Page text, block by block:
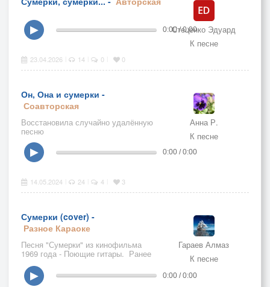
Стеценко Эдуард
К песне
▶ 0:00 / 0:00
23.04.2026 14 0 0
Он, Она и сумерки -
Соавторская
Восстановила случайно удалённую
песню
Анна Р.
К песне
▶ 0:00 / 0:00
14.05.2024 24 4 3
Сумерки (cover) -
Разное Караоке
Песня "Сумерки" из кинофильма
1969 года - Поющие гитары. Ранее
выкладывал чистую минусовку,
Здесь уже исполнение под эту
минусовку
Гараев Алмаз
К песне
▶ 0:00 / 0:00